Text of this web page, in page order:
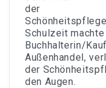
der
Schulzeit
Buchhalterin/
Außenhandel,
der
den Augen.